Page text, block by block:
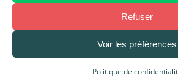
Refuser
Voir les préférences
Politique de
FAQ
Mentions légales–Politique de